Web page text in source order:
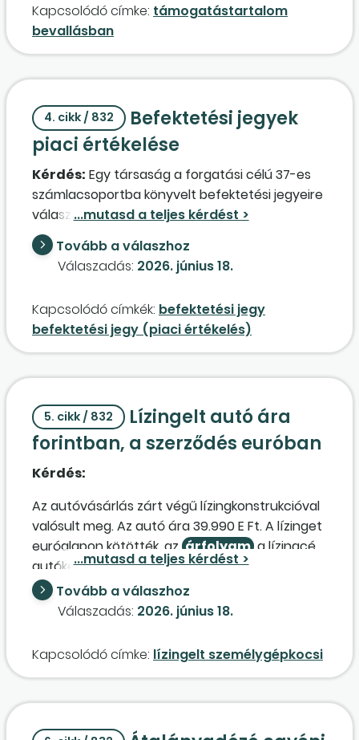
Kapcsolódó címke: támogatástartalom
bevallásban
4. cikk / 832
Befektetési jegyek
piaci értékelése
Kérdés: Egy társaság a forgatási célú 37-es
számlacsoportba könyvelt befektetési jegyeire
választhatja-e a valós, azaz a piaci
árfolyam
politikájában? Ha igen, akkor helyes-e az a
gyakorlat, hogy a december 31-i piaci
értékpapírokat? Azaz, évente nyereség, avagy
veszteség kerül elszámolásra. Az így
keletkezett nyereség és veszteség jellegű
tételek összevontan az értékpapírokra a 87-es
el ez esetben?
Tovább a válaszhoz
Válaszadás: 2026. június 18.
Kapcsolódó címkék: befektetési jegy
befektetési jegy (piaci értékelés)
5. cikk / 832
Lízingelt autó ára
forintban, a szerződés euróban
Kérdés:
Az autóvásárlás zárt végű lízingkonstrukcióval
valósult meg. Az autó ára 39.990 E Ft. A lízinget
euróalapon kötötték, az árfolyam a lízingcég
autókereskedő felé történő kiegyenlítése
napjánakárfolyama. Az autó átvétele 2026.
03. 12-én volt, az MNB- árfolyam
történt meg, így az átváltási
árfolyam
373,63 Ft/euró lett, a lízingdíj 107.029,33 euró,
számlázott. Kérdés, hogy az autó milyen
összeggel kerül be a tárgyi eszközök közé? A
Tovább a válaszhoz
Válaszadás: 2026. június 18.
Kapcsolódó címke: lízingelt személygépkocsi